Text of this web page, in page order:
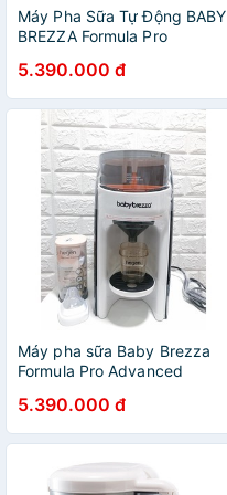
Máy Pha Sữa Tự Động BABY
BREZZA Formula Pro
Tiện Lợi, An Toàn
5.390.000 đ
Máy pha sữa Baby Brezza
Formula Pro Advanced
5.390.000 đ